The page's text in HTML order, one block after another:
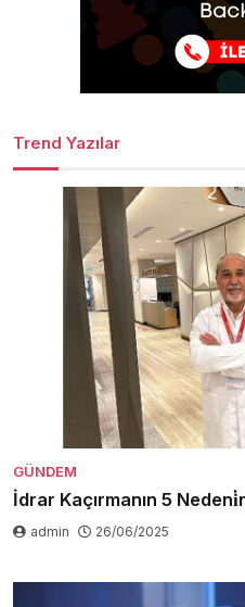
Trend Yazılar
GÜNDEM
İdrar Kaçırmanın 5
admin 26/06/2025